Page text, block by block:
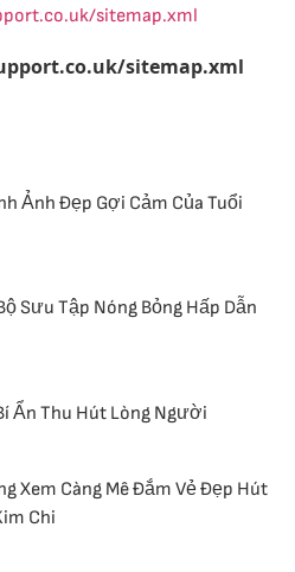
sitemap.xml
sitemap.xml
Ảnh Đẹp Gợi Cảm Của Tuổi
Sưu Tập Nóng Bỏng Hấp Dẫn
Ẩn Thu Hút Lòng Người
Xem Càng Mê Đắm Vẻ Đẹp Hút
Chi